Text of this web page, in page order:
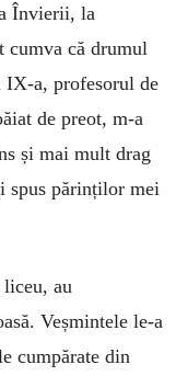
Învierii, la
că drumul
IX-a, profesorul de
de preot, m-a
și mai mult drag
spus părinților mei
au
Veșmintele le-a
cumpărate din